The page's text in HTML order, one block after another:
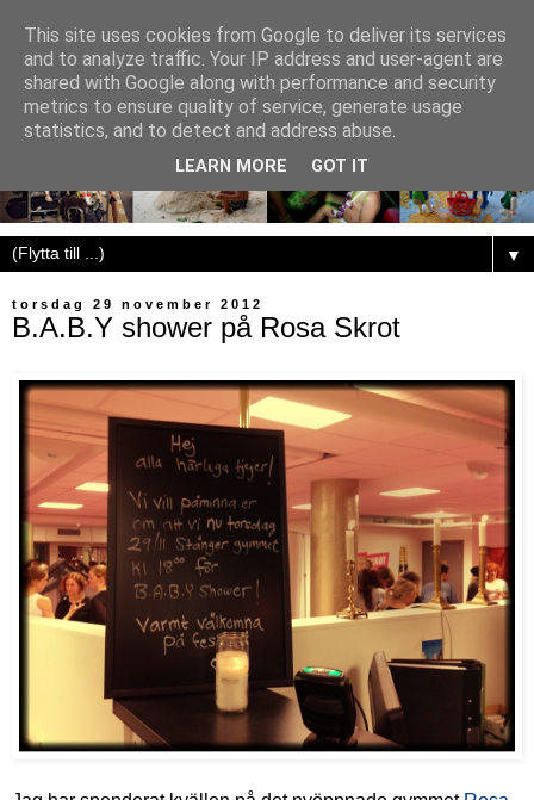
▼
torsdag 29 november 2012
B.A.B.Y shower på Rosa Skrot
This site uses cookies from Google to deliver its services
and to analyze traffic. Your IP address and user-agent are
shared with Google along with performance and security
metrics to ensure quality of service, generate usage
statistics, and to detect and address abuse.
LEARN MORE GOT IT